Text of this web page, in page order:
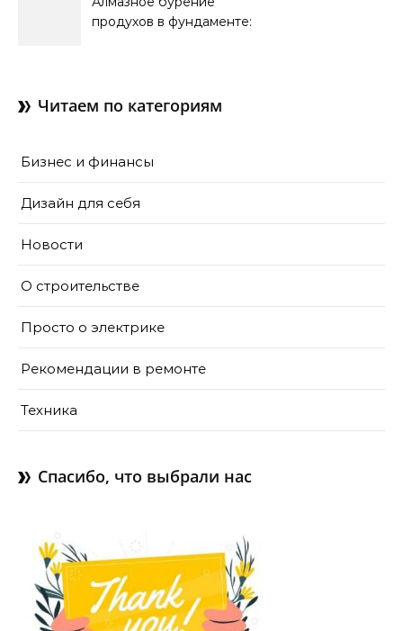
продухов в фундаменте:
Читаем по категориям
Бизнес и финансы
Дизайн для себя
Новости
О строительстве
Просто о электрике
Рекомендации в ремонте
Техника
Спасибо, что выбрали нас